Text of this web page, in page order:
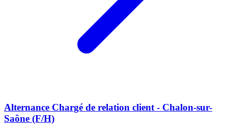
Alternance Chargé de relation client - Chalon-sur-
Saône (F/H)